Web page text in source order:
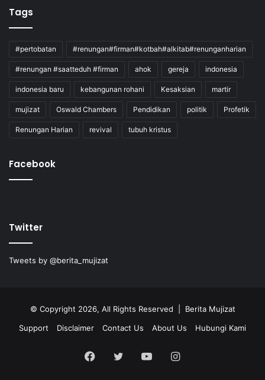
Tags
#pertobatan #renungan#firman#kotbah#alkitab#renunganharian
#renungan #saatteduh #firman ahok gereja indonesia
indonesia baru kebangunan rohani Kesaksian martir
mujizat Oswald Chambers Pendidikan politik Profetik
Renungan Harian revival tubuh kristus
Facebook
Twitter
Tweets by @berita_mujizat
© Copyright 2026, All Rights Reserved | Berita Mujizat
Support
Disclaimer Contact Us About Us Hubungi Kami
Facebook
Twitter YouTubeInstagram